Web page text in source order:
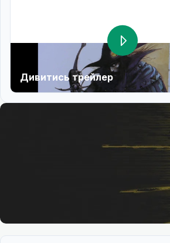
Дивитись трейлер